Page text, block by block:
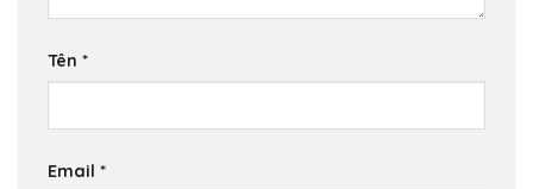
Tên *
Email *